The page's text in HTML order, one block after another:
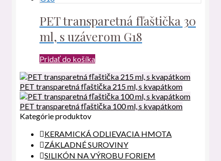
PET transparetná fľaštička 30
ml, s uzáverom G18
Pridať do košíka
PET transparetná fľaštička 215 ml, s kvapátkom
PET transparetná fľaštička 100 ml, s kvapátkom
Kategórie produktov
KERAMICKÁ ODLIEVACIA HMOTA
ZÁKLADNÉ SUROVINY
SILIKÓN NA VÝROBU FORIEM